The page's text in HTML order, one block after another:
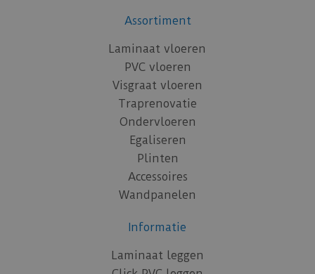
Assortiment
Laminaat vloeren
PVC vloeren
Visgraat vloeren
Traprenovatie
Ondervloeren
Egaliseren
Plinten
Accessoires
Wandpanelen
Informatie
Laminaat leggen